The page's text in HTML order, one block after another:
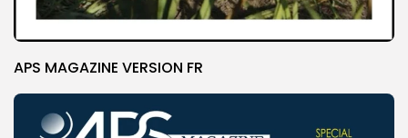
APS MAGAZINE VERSION FR